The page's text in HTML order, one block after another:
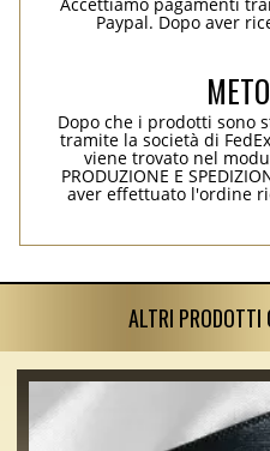
Paypal. Dopo aver
Dopo che i prodotti sono
tramite la società di
viene trovato nel
PRODUZIONE E
aver effettuato l'ordine
ALTRI PRODOTTI